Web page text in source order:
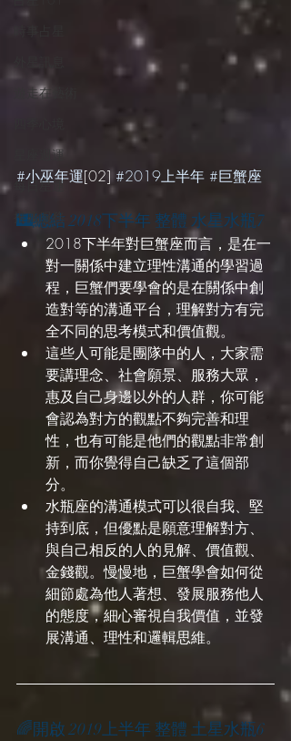
遊走在藝術
星座週運
每日星運
推薦服務
#小巫年運[02] #2019上半年 #巨蟹座
🌃總結 2018下半年 整體 水星水瓶7
2018下半年對巨蟹座而言，是在一
對一關係中建立理性溝通的學習過
程，巨蟹們要學會的是在關係中創
造對等的溝通平台，理解對方有完
全不同的思考模式和價值觀。
這些人可能是團隊中的人，大家需
要講理念、社會願景、服務大眾，
惠及自己身邊以外的人群，你可能
會認為對方的觀點不夠完善和理
性，也有可能是他們的觀點非常創
新，而你覺得自己缺乏了這個部
分。
水瓶座的溝通模式可以很自我、堅
持到底，但優點是願意理解對方、
與自己相反的人的見解、價值觀、
金錢觀。慢慢地，巨蟹學會如何從
細節處為他人著想、發展服務他人
的態度，細心審視自我價值，並發
展溝通、理性和邏輯思維。
🌈開啟 2019上半年 整體 土星水瓶6